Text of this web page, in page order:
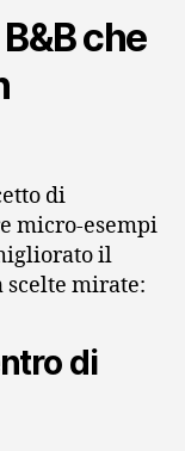
che
di
micro-esempi
il
mirate:
di